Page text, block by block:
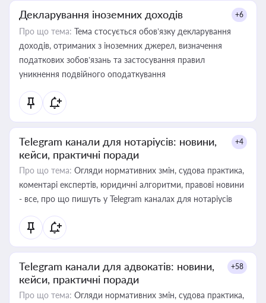
Декларування іноземних доходів +6
Про що тема: Тема стосується обов’язку декларування
доходів, отриманих з іноземних джерел, визначення
податкових зобов’язань та застосування правил
уникнення подвійного оподаткування
Telegram канали для нотаріусів: новини,
кейси, практичні поради
+4
Про що тема: Огляди нормативних змін, судова практика,
коментарі експертів, юридичні алгоритми, правові новини
- все, про що пишуть у Telegram каналах для нотаріусів
Telegram канали для адвокатів: новини,
кейси, практичні поради
+58
Про що тема: Огляди нормативних змін, судова практика,